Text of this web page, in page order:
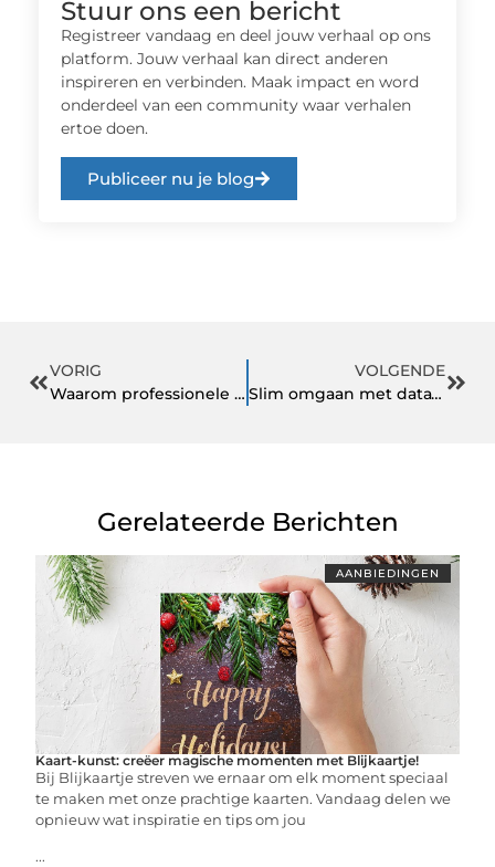
Stuur ons een bericht
Registreer vandaag en deel jouw verhaal op ons
platform. Jouw verhaal kan direct anderen
inspireren en verbinden. Maak impact en word
onderdeel van een community waar verhalen
ertoe doen.
Publiceer nu je blog
VORIG
Waarom professionele schoonmaak essentieel is voor jouw kantoor
VOLGENDE
Slim omgaan met data? Zo pak je dat als organisatie goed aan
Gerelateerde Berichten
AANBIEDINGEN
Kaart-kunst: creëer magische momenten met Blijkaartje!
Bij Blijkaartje streven we ernaar om elk moment speciaal
te maken met onze prachtige kaarten. Vandaag delen we
opnieuw wat inspiratie en tips om jou
...